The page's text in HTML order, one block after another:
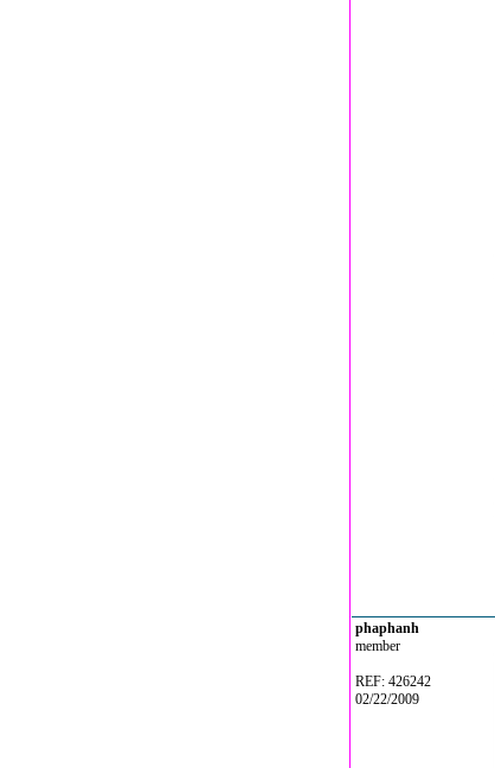
phaphanh
member
REF: 426242
02/22/2009